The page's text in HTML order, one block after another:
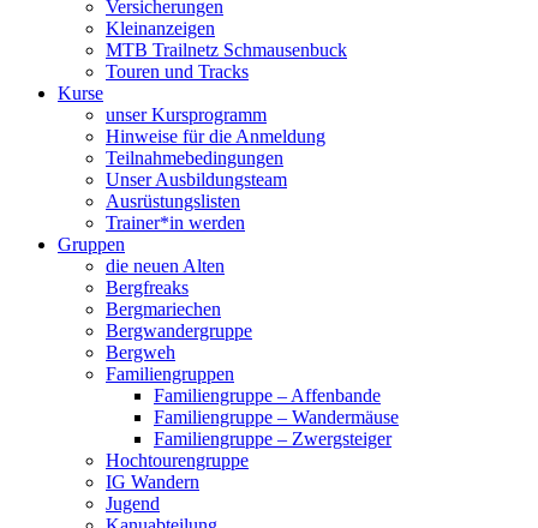
Versicherungen
Kleinanzeigen
MTB Trailnetz Schmausenbuck
Touren und Tracks
Kurse
unser Kursprogramm
Hinweise für die Anmeldung
Teilnahmebedingungen
Unser Ausbildungsteam
Ausrüstungslisten
Trainer*in werden
Gruppen
die neuen Alten
Bergfreaks
Bergmariechen
Bergwandergruppe
Bergweh
Familiengruppen
Familiengruppe – Affenbande
Familiengruppe – Wandermäuse
Familiengruppe – Zwergsteiger
Hochtourengruppe
IG Wandern
Jugend